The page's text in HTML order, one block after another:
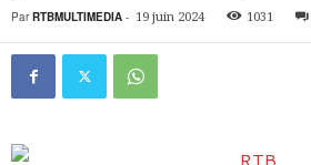
Par RTBMULTIMEDIA - 19 juin 2024 1031